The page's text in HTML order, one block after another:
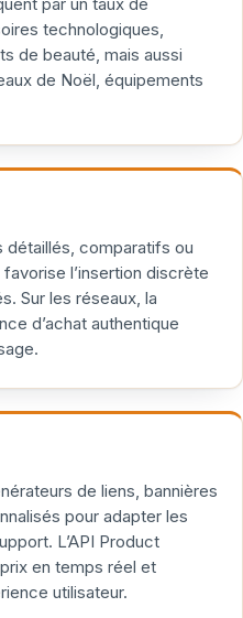
technologiques,
de beauté, mais aussi
de Noël, équipements
comparatifs ou
l’insertion discrète
Sur les réseaux, la
d’achat authentique
de liens, bannières
pour adapter les
L’API Product
en temps réel et
utilisateur.